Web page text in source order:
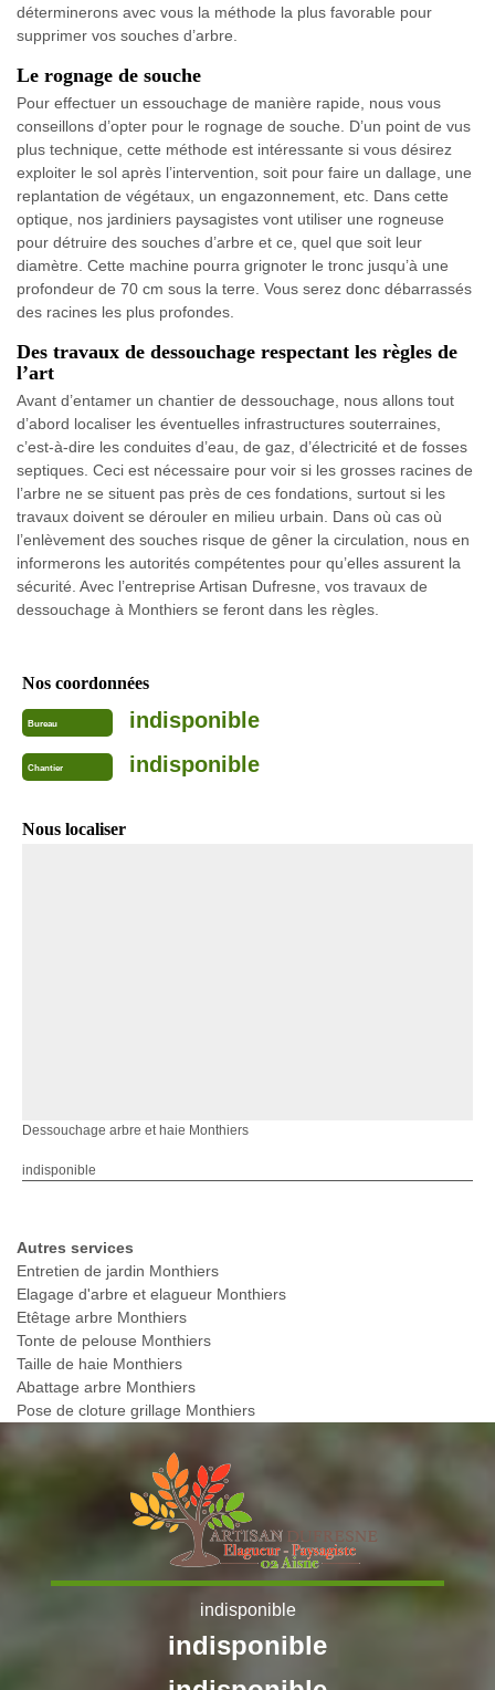
déterminerons avec vous la méthode la plus favorable pour
supprimer vos souches d’arbre.
Le rognage de souche
Pour effectuer un essouchage de manière rapide, nous vous
conseillons d’opter pour le rognage de souche. D’un point de vus
plus technique, cette méthode est intéressante si vous désirez
exploiter le sol après l’intervention, soit pour faire un dallage, une
replantation de végétaux, un engazonnement, etc. Dans cette
optique, nos jardiniers paysagistes vont utiliser une rogneuse
pour détruire des souches d’arbre et ce, quel que soit leur
diamètre. Cette machine pourra grignoter le tronc jusqu’à une
profondeur de 70 cm sous la terre. Vous serez donc débarrassés
des racines les plus profondes.
Des travaux de dessouchage respectant les règles de
l’art
Avant d’entamer un chantier de dessouchage, nous allons tout
d’abord localiser les éventuelles infrastructures souterraines,
c’est-à-dire les conduites d’eau, de gaz, d’électricité et de fosses
septiques. Ceci est nécessaire pour voir si les grosses racines de
l’arbre ne se situent pas près de ces fondations, surtout si les
travaux doivent se dérouler en milieu urbain. Dans où cas où
l’enlèvement des souches risque de gêner la circulation, nous en
informerons les autorités compétentes pour qu’elles assurent la
sécurité. Avec l’entreprise Artisan Dufresne, vos travaux de
dessouchage à Monthiers se feront dans les règles.
Nos coordonnées
Bureau indisponible
Chantier indisponible
Nous localiser
Dessouchage arbre et haie Monthiers
indisponible
Autres services
Entretien de jardin Monthiers
Elagage d'arbre et elagueur Monthiers
Etêtage arbre Monthiers
Tonte de pelouse Monthiers
Taille de haie Monthiers
Abattage arbre Monthiers
Pose de cloture grillage Monthiers
indisponible
indisponible